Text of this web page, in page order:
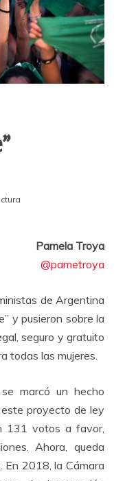
Pamela Troya
@pametroya
de Argentina
y pusieron sobre la
seguro y gratuito
todas las mujeres.
marcó un hecho
proyecto de ley
131 votos a favor,
Ahora, queda
En 2018, la Cámara